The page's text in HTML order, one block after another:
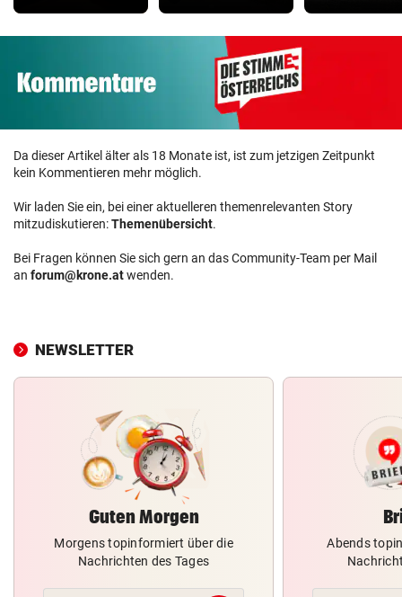
Da dieser Artikel älter als 18 Monate ist, ist zum jetzigen Zeitpunkt
kein Kommentieren mehr möglich.
Wir laden Sie ein, bei einer aktuelleren themenrelevanten Story
mitzudiskutieren:Themenübersicht.
Bei Fragen können Sie sich gern an das Community-Team per Mail
an forum@krone.atwenden.
NEWSLETTER
Guten Morgen
Morgens topinformiert über die
Nachrichten des Tages
Abends